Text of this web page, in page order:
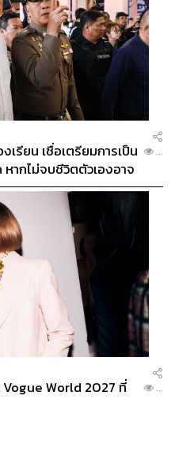
เรียน เชื่อเตรียมการเป็น
ากไม่จบชีวิตตัวเองอาจ
...
World 2027 ที่
...